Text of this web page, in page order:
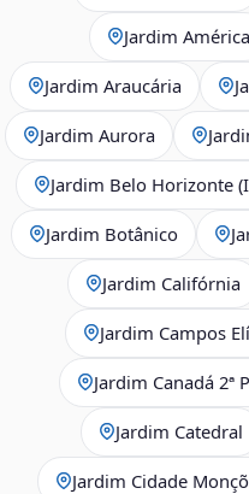
Jardim América
Jardim Araucária
Jardim Aurora
Jardim Belo Horizonte
Jardim Botânico
Jardim Califórnia
Jardim Campos
Jardim Canadá 2ª
Jardim Catedral
Jardim Cidade